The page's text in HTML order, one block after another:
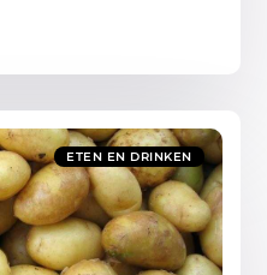
ETEN EN DRINKEN